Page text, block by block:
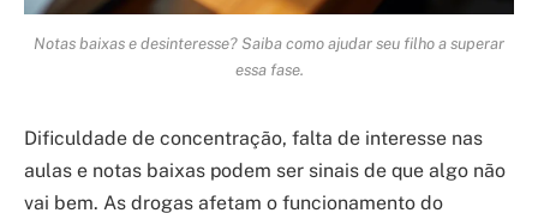
Notas baixas e desinteresse? Saiba como ajudar seu filho a superar
essa fase.
Dificuldade de concentração, falta de interesse nas
aulas e notas baixas podem ser sinais de que algo não
vai bem. As drogas afetam o funcionamento do